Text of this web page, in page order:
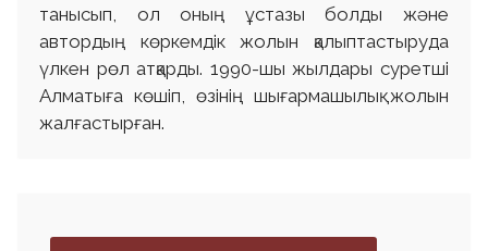
танысып, ол оның ұстазы болды және
автордың көркемдік жолын қалыптастыруда
үлкен рөл атқарды. 1990-шы жылдары суретші
Алматыға көшіп, өзінің шығармашылық жолын
жалғастырған.